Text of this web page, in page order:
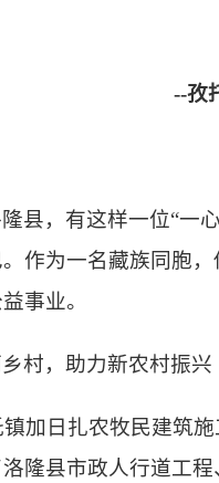
--孜
县，有这样一位“一
作为一名藏族同胞，
事业。
村，助力新农村振兴
镇加日扎农牧民建筑
隆县市政人行道工程